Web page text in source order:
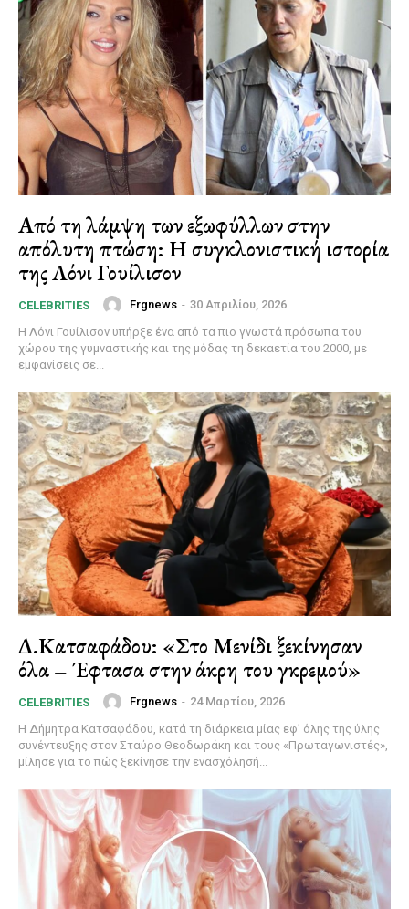
Από τη λάμψη των εξωφύλλων στην
απόλυτη πτώση: Η συγκλονιστική ιστορία
της Λόνι Γουίλισον
CELEBRITIES Frgnews - 30 Απριλίου, 2026
Η Λόνι Γουίλισον υπήρξε ένα από τα πιο γνωστά πρόσωπα του
χώρου της γυμναστικής και της μόδας τη δεκαετία του 2000, με
εμφανίσεις σε...
Δ.Κατσαφάδου: «Στο Μενίδι ξεκίνησαν
όλα – Έφτασα στην άκρη του γκρεμού»
CELEBRITIES Frgnews - 24 Μαρτίου, 2026
Η Δήμητρα Κατσαφάδου, κατά τη διάρκεια μίας εφ’ όλης της ύλης
συνέντευξης στον Σταύρο Θεοδωράκη και τους «Πρωταγωνιστές»,
μίλησε για το πώς ξεκίνησε την ενασχόλησή...